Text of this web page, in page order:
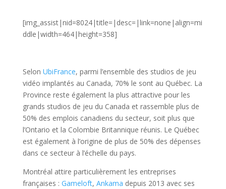
[img_assist|nid=8024|title=|desc=|link=none|align=mi
ddle|width=464|height=358]
Selon UbiFrance, parmi l’ensemble des studios de jeu
vidéo implantés au Canada, 70% le sont au Québec. La
Province reste également la plus attractive pour les
grands studios de jeu du Canada et rassemble plus de
50% des emplois canadiens du secteur, soit plus que
l’Ontario et la Colombie Britannique réunis. Le Québec
est également à l’origine de plus de 50% des dépenses
dans ce secteur à l’échelle du pays.
Montréal attire particulièrement les entreprises
françaises : Gameloft, Ankama depuis 2013 avec ses